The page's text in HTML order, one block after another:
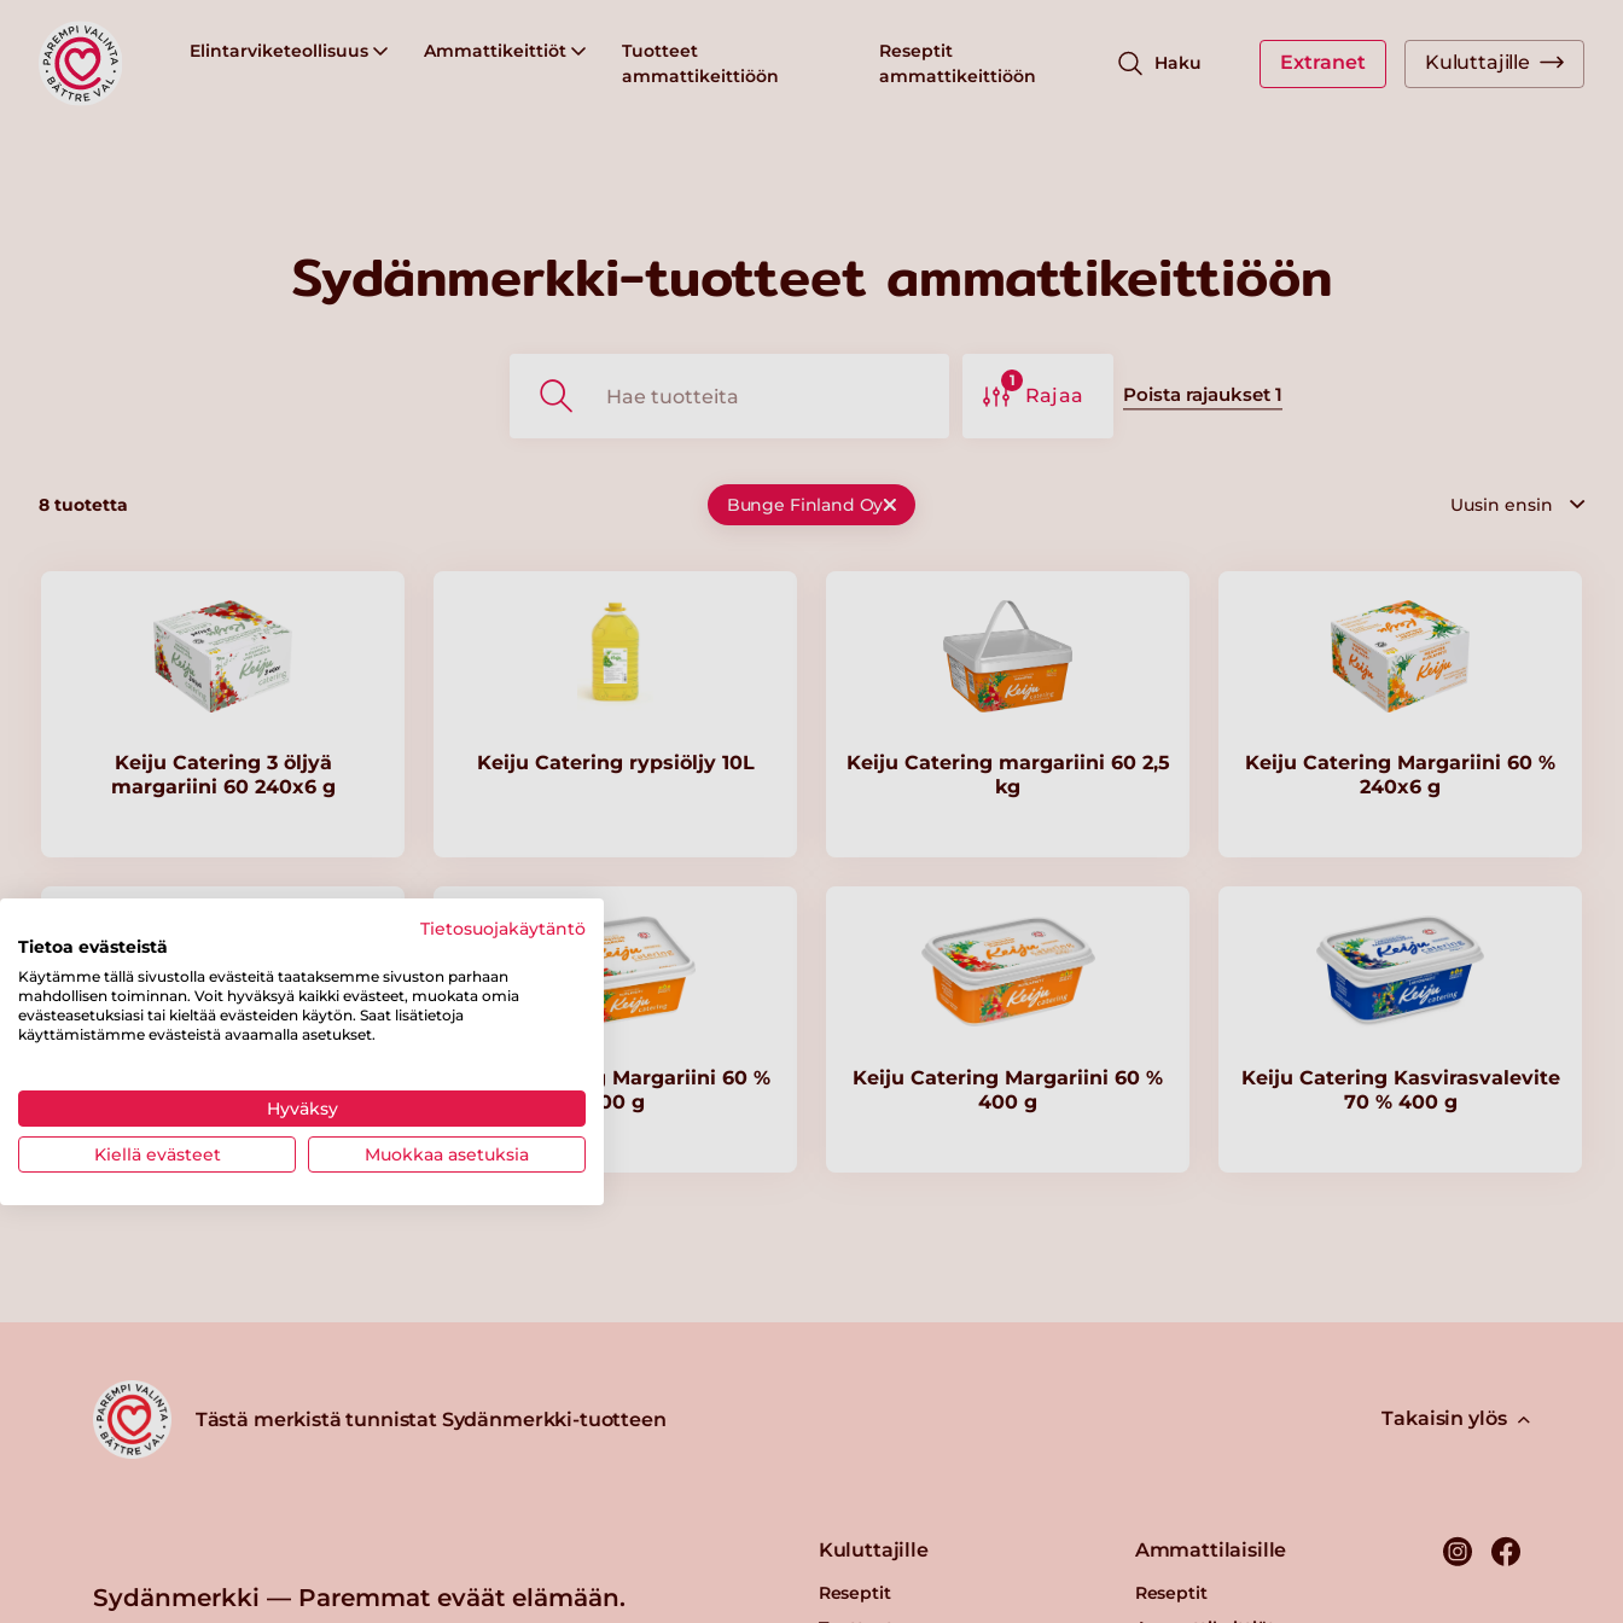
Elintarviketeollisuus Ammattikeittiöt
Tuotteet
ammattikeittiöön
Reseptit
ammattikeittiöön
Haku Extranet Kuluttajille
Sydänmerkki-tuotteet ammattikeittiöön
1
Rajaa Poista rajaukset 1
8 tuotetta Bunge Finland Oy
Keiju Catering 3 öljyä
margariini 60 240x6 g
Keiju Catering rypsiöljy 10L
Keiju Catering margariini 60 2,5
kg
Keiju Catering Margariini 60 %
240x6 g
Keiju Catering Margariini 60 %
600 g
Keiju Catering Margariini 60 %
400 g
Keiju Catering Kasvirasvalevite
70 % 400 g
Tästä merkistä tunnistat Sydänmerkki-tuotteen Takaisin ylös
Sydänmerkki — Paremmat eväät elämään.
Kuluttajille
Reseptit
Ammattilaisille
Reseptit
Tietosuojakäytäntö
Tietoa evästeistä
Käytämme tällä sivustolla evästeitä taataksemme sivuston parhaan
mahdollisen toiminnan. Voit hyväksyä kaikki evästeet, muokata omia
evästeasetuksiasi tai kieltää evästeiden käytön. Saat lisätietoja
käyttämistämme evästeistä avaamalla asetukset.
Hyväksy
Kiellä evästeet Muokkaa asetuksia